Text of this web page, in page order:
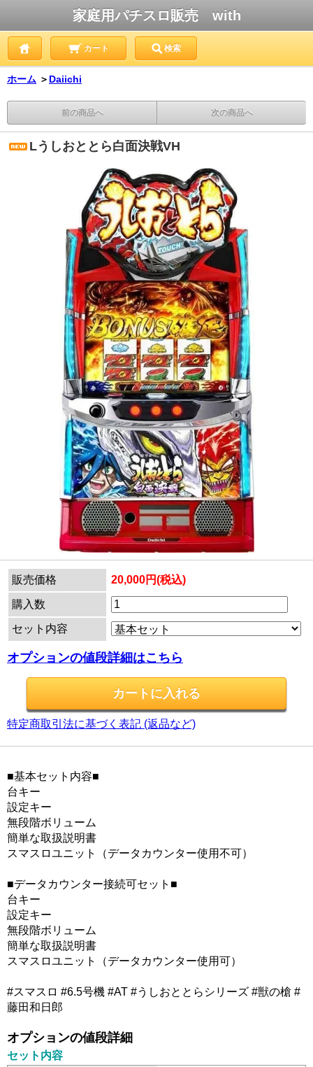
家庭用パチスロ販売 with
カート 検索
ホーム ＞ Daiichi
前の商品へ 次の商品へ
Lうしおととら白面決戦VH
販売価格 20,000円(税込)
購入数
セット内容
オプションの値段詳細はこちら
特定商取引法に基づく表記 (返品など)
■基本セット内容■
台キー
設定キー
無段階ボリューム
簡単な取扱説明書
スマスロユニット（データカウンター使用不可）
■データカウンター接続可セット■
台キー
設定キー
無段階ボリューム
簡単な取扱説明書
スマスロユニット（データカウンター使用可）
#スマスロ #6.5号機 #AT #うしおととらシリーズ #獣の槍 #
藤田和日郎
オプションの値段詳細
セット内容